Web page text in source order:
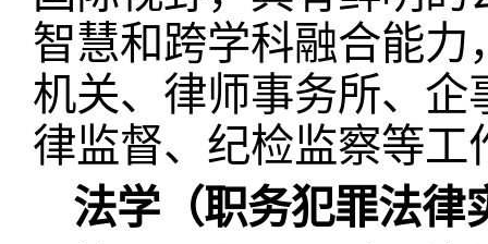
智慧和跨学科融合能
机关、律师事务所、
律监督、纪检监察等
法学（职务犯罪法律